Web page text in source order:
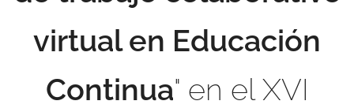
virtual en Educación
Continua" en el XVI